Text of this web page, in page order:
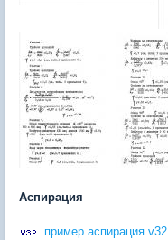
Аспирация
пример аспирация.v32